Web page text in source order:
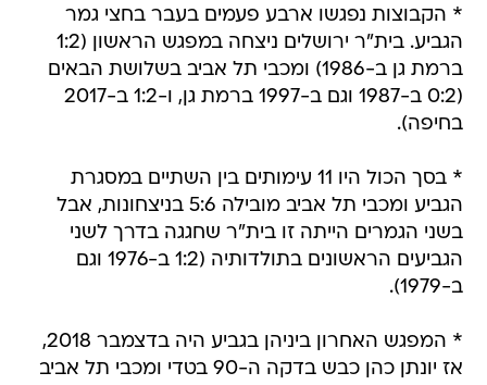
* הקבוצות נפגשו ארבע פעמים בעבר בחצי גמר
הגביע. בית"ר ירושלים ניצחה במפגש הראשון (1:2
ברמת גן ב-1986) ומכבי תל אביב בשלושת הבאים
(0:2 ב-1987 וגם ב-1997 ברמת גן, ו-1:2 ב-2017
בחיפה).
* בסך הכול היו 11 עימותים בין השתיים במסגרת
הגביע ומכבי תל אביב מובילה 5:6 בניצחונות, אבל
בשני הגמרים הייתה זו בית"ר שחגגה בדרך לשני
הגביעים הראשונים בתולדותיה (1:2 ב-1976 וגם
ב-1979).
* המפגש האחרון ביניהן בגביע היה בדצמבר 2018,
אז יונתן כהן כבש בדקה ה-90 בטדי ומכבי תל אביב